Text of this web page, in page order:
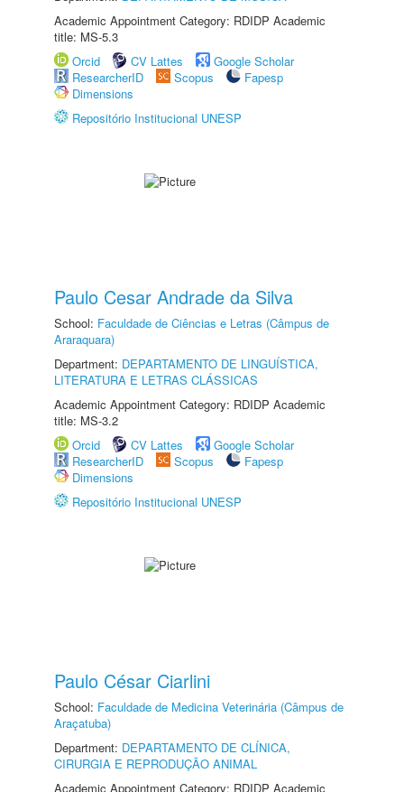
Academic Appointment Category: RDIDP Academic
title: MS-5.3
Orcid
CV Lattes
Google Scholar
ResearcherID
Scopus
Fapesp
Dimensions
Repositório Institucional UNESP
Paulo Cesar Andrade da Silva
School: Faculdade de Ciências e Letras (Câmpus de
Araraquara)
Department: DEPARTAMENTO DE LINGUÍSTICA,
LITERATURA E LETRAS CLÁSSICAS
Academic Appointment Category: RDIDP Academic
title: MS-3.2
Orcid
CV Lattes
Google Scholar
ResearcherID
Scopus
Fapesp
Dimensions
Repositório Institucional UNESP
Paulo César Ciarlini
School: Faculdade de Medicina Veterinária (Câmpus de
Araçatuba)
Department: DEPARTAMENTO DE CLÍNICA,
CIRURGIA E REPRODUÇÃO ANIMAL
Academic Appointment Category: RDIDP Academic